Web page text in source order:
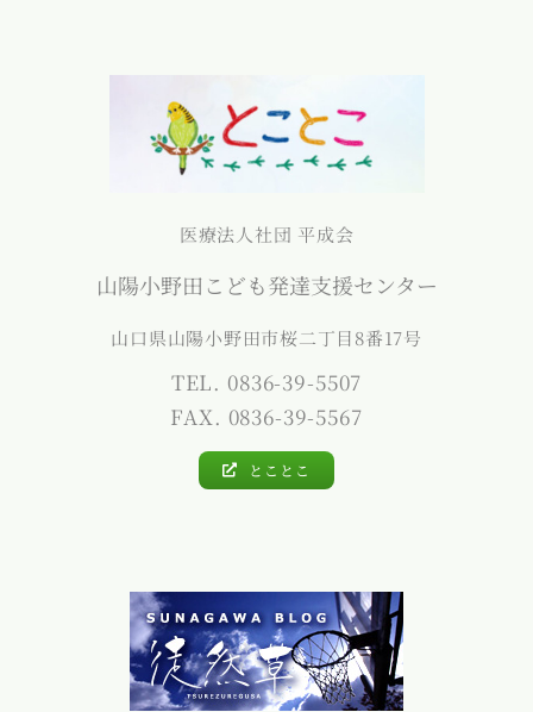
医療法人社団 平成会
山陽小野田こども発達支援センター
山口県山陽小野田市桜二丁目8番17号
TEL. 0836-39-5507
FAX. 0836-39-5567
とことこ